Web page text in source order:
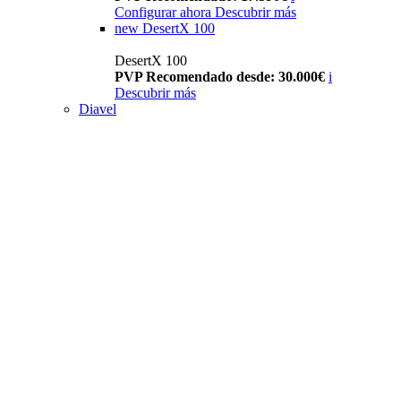
Configurar ahora Descubrir más
new DesertX 100
DesertX 100
PVP Recomendado desde: 30.000€ i
Descubrir más
Diavel